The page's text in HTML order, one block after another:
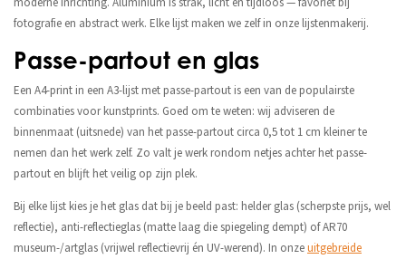
fotografie en abstract werk. Elke lijst maken we zelf in onze lijstenmakerij.
Passe-partout en glas
Een A4-print in een A3-lijst met passe-partout is een van de populairste
combinaties voor kunstprints. Goed om te weten: wij adviseren de
binnenmaat (uitsnede) van het passe-partout circa 0,5 tot 1 cm kleiner te
nemen dan het werk zelf. Zo valt je werk rondom netjes achter het passe-
partout en blijft het veilig op zijn plek.
Bij elke lijst kies je het glas dat bij je beeld past: helder glas (scherpste prijs, wel
reflectie), anti-reflectieglas (matte laag die spiegeling dempt) of AR70
museum-/artglas (vrijwel reflectievrij én UV-werend). In onzeuitgebreide